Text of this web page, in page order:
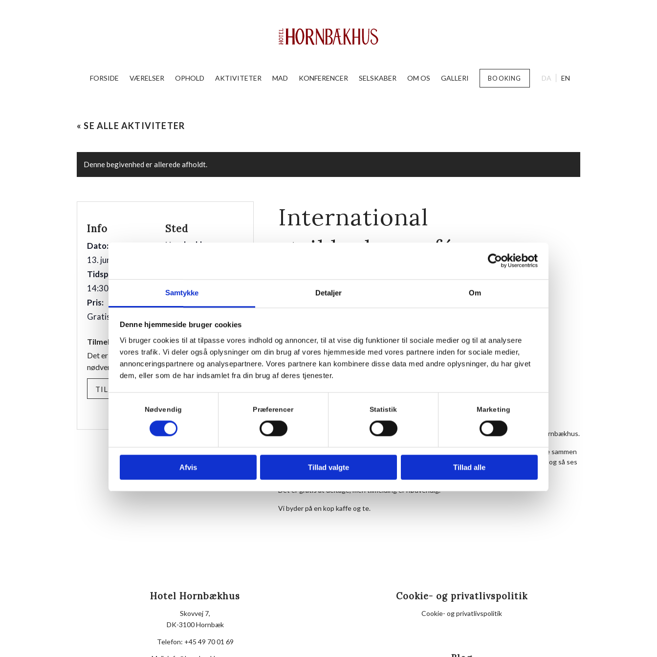
Samtykke Detaljer Om
Denne hjemmeside bruger cookies
Vi bruger cookies til at tilpasse vores indhold og annoncer, til at vise dig funktioner til sociale medier og til at analysere
vores trafik. Vi deler også oplysninger om din brug af vores hjemmeside med vores partnere inden for sociale medier,
annonceringspartnere og analysepartnere. Vores partnere kan kombinere disse data med andre oplysninger, du har givet
dem, eller som de har indsamlet fra din brug af deres tjenester.
Samtykkevalg
Nødvendig Præferencer Statistik Marketing
Afvis Tillad valgte Tillad alle
FORSIDE VÆRELSER OPHOLD AKTIVITETER MAD KONFERENCER SELSKABER OM OS GALLERI BOOKING DA EN
« SE ALLE AKTIVITETER
Denne begivenhed er allerede afholdt.
International
strikkedagscafé
13. juni 2026, 14:30-16:30
I anledning af International Strikkedag lørdag den 13. juni inviterer vi til strikkecafé på Hornbækhus.
Strikkecaféen er et samlingspunkt for alle, der synes, det er hyggeligt at mødes og nørkle sammen
med andre, uanset erfaring og strikkeprojekt. Tag dit strikke- eller hækletøj under armen, og så ses
vi til et par timer i strikkeriets tegn.
Det er gratis at deltage, men tilmelding er nødvendig.
Vi byder på en kop kaffe og te.
Info
Dato:
13. juni 2026
Tidspunkt:
14:30 - 16:30
Pris:
Gratis
Sted
Hornbækhus
Telefon
+4549700169
Tilmelding
Det er gratis at deltage, men tilmelding er
nødvendig.
TILMELD
Hotel Hornbækhus
Skovvej 7,
DK-3100 Hornbæk
Telefon: +45 49 70 01 69
Cookie- og privatlivspolitik
Cookie- og privatlivspolitik